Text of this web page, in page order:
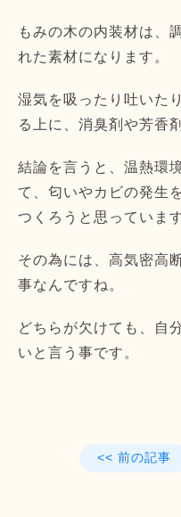
もみの木の内装材は、
れた素材になります。
湿気を吸ったり吐いた
る上に、 消臭剤や芳香
結論を言うと、温熱環
て、 匂いやカビの発生
つくろうと思って いま
その為には、 高気密高
事なんですね。
どちらが欠けても、
自
いと言う事です。
<< 前の記事